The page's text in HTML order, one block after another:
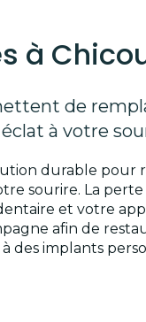
à
de
à votre
durable pour
sourire. La
et votre
afin de
des implants